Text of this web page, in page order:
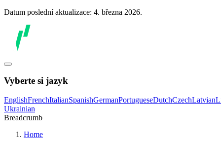
Datum poslední aktualizace: 4. března 2026.
Vyberte si jazyk
EnglishFrenchItalianSpanishGermanPortugueseDutchCzechLatvian
Ukrainian
Breadcrumb
Home